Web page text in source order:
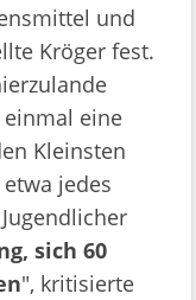
und
Kröger fest.
eine
Kleinsten
jedes
sich 60
", kritisierte